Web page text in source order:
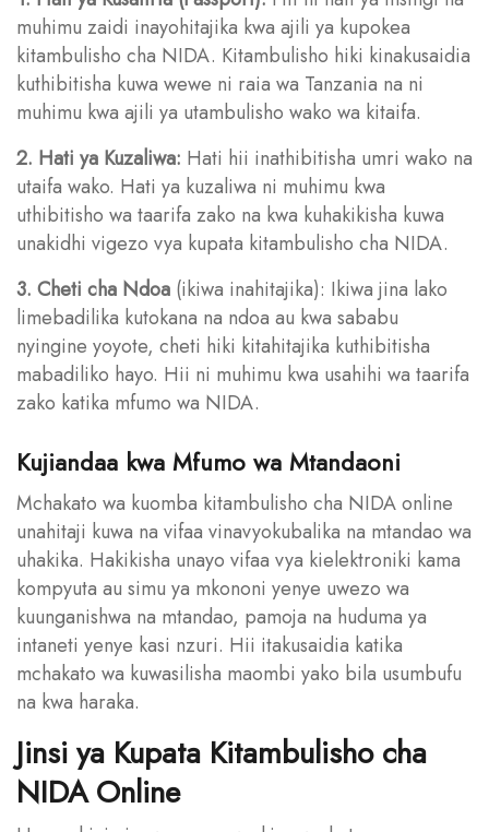
muhimu zaidi inayohitajika kwa ajili ya kupokea
kitambulisho cha NIDA. Kitambulisho hiki kinakusaidia
kuthibitisha kuwa wewe ni raia wa Tanzania na ni
muhimu kwa ajili ya utambulisho wako wa kitaifa.
2. Hati ya Kuzaliwa: Hati hii inathibitisha umri wako na
utaifa wako. Hati ya kuzaliwa ni muhimu kwa
uthibitisho wa taarifa zako na kwa kuhakikisha kuwa
unakidhi vigezo vya kupata kitambulisho cha NIDA.
3. Cheti cha Ndoa (ikiwa inahitajika): Ikiwa jina lako
limebadilika kutokana na ndoa au kwa sababu
nyingine yoyote, cheti hiki kitahitajika kuthibitisha
mabadiliko hayo. Hii ni muhimu kwa usahihi wa taarifa
zako katika mfumo wa NIDA.
Kujiandaa kwa Mfumo wa Mtandaoni
Mchakato wa kuomba kitambulisho cha NIDA online
unahitaji kuwa na vifaa vinavyokubalika na mtandao wa
uhakika. Hakikisha unayo vifaa vya kielektroniki kama
kompyuta au simu ya mkononi yenye uwezo wa
kuunganishwa na mtandao, pamoja na huduma ya
intaneti yenye kasi nzuri. Hii itakusaidia katika
mchakato wa kuwasilisha maombi yako bila usumbufu
na kwa haraka.
Jinsi ya Kupata Kitambulisho cha
NIDA Online